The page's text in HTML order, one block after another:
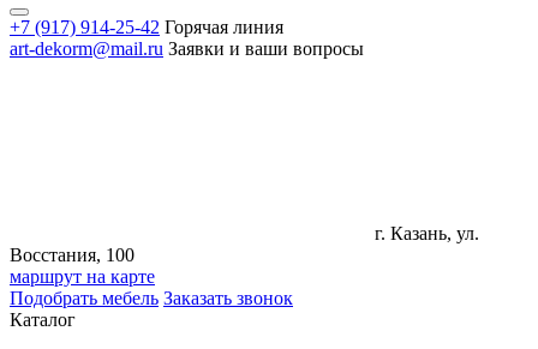
+7 (917) 914-25-42 Горячая линия
art-dekorm@mail.ru Заявки и ваши вопросы
г. Казань, ул.
Восстания, 100
маршрут на карте
Подобрать мебель Заказать звонок
Каталог